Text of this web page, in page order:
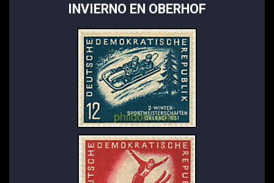
INVIERNO EN OBERHOF